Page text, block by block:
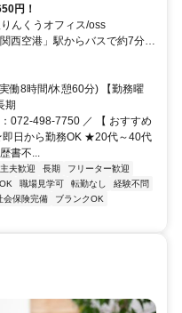
円！
んくうオフィス/oss
働8時間/休憩60分) 【勤務曜
期
072-498-7750 ／ 【 おすすめ
日から勤務OK ★20代～40代
書不...
夫歓迎 長期
フリーター歓迎
職場見学可 転勤なし
経験不問
会保険完備
ブランクOK